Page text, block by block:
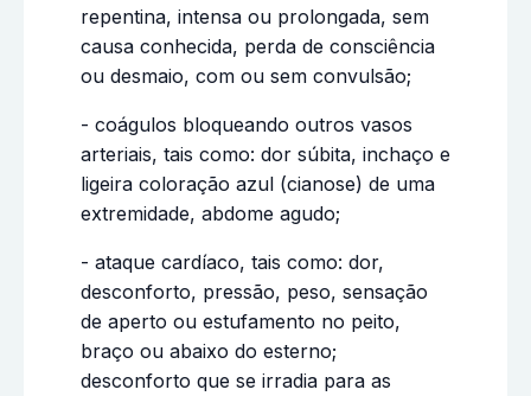
repentina, intensa ou prolongada, sem
causa conhecida, perda de consciência
ou desmaio, com ou sem convulsão;
- coágulos bloqueando outros vasos
arteriais, tais como: dor súbita, inchaço e
ligeira coloração azul (cianose) de uma
extremidade, abdome agudo;
- ataque cardíaco, tais como: dor,
desconforto, pressão, peso, sensação
de aperto ou estufamento no peito,
braço ou abaixo do esterno;
desconforto que se irradia para as